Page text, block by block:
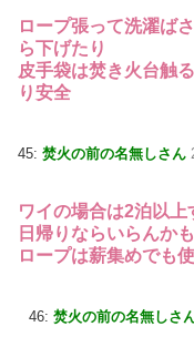
ロープ張って洗濯ば
ら下げたり
皮手袋は焚き火台触
り安全
45: 焚火の前の名無しさん
ワイの場合は2泊以
日帰りならいらんか
ロープは薪集めでも
46: 焚火の前の名無しさ